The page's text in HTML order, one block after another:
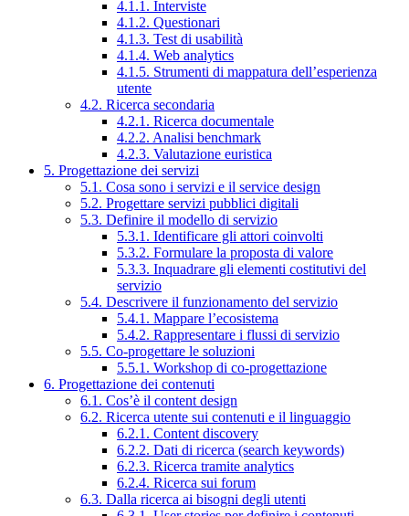
4.1.1. Interviste
4.1.2. Questionari
4.1.3. Test di usabilità
4.1.4. Web analytics
4.1.5. Strumenti di mappatura dell’esperienza
utente
4.2. Ricerca secondaria
4.2.1. Ricerca documentale
4.2.2. Analisi benchmark
4.2.3. Valutazione euristica
5. Progettazione dei servizi
5.1. Cosa sono i servizi e il service design
5.2. Progettare servizi pubblici digitali
5.3. Definire il modello di servizio
5.3.1. Identificare gli attori coinvolti
5.3.2. Formulare la proposta di valore
5.3.3. Inquadrare gli elementi costitutivi del
servizio
5.4. Descrivere il funzionamento del servizio
5.4.1. Mappare l’ecosistema
5.4.2. Rappresentare i flussi di servizio
5.5. Co-progettare le soluzioni
5.5.1. Workshop di co-progettazione
6. Progettazione dei contenuti
6.1. Cos’è il content design
6.2. Ricerca utente sui contenuti e il linguaggio
6.2.1. Content discovery
6.2.2. Dati di ricerca (search keywords)
6.2.3. Ricerca tramite analytics
6.2.4. Ricerca sui forum
6.3. Dalla ricerca ai bisogni degli utenti